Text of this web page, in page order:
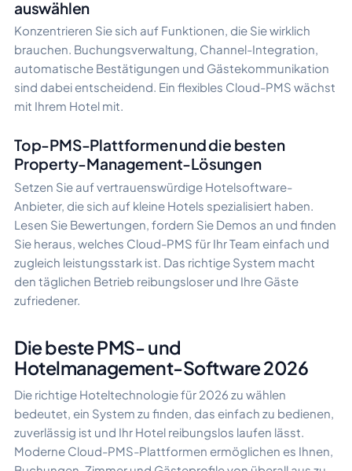
auswählen
Konzentrieren Sie sich auf Funktionen, die Sie wirklich
brauchen. Buchungsverwaltung, Channel-Integration,
automatische Bestätigungen und Gästekommunikation
sind dabei entscheidend. Ein flexibles Cloud-PMS wächst
mit Ihrem Hotel mit.
Top-PMS-Plattformen und die besten
Property-Management-Lösungen
Setzen Sie auf vertrauenswürdige Hotelsoftware-
Anbieter, die sich auf kleine Hotels spezialisiert haben.
Lesen Sie Bewertungen, fordern Sie Demos an und finden
Sie heraus, welches Cloud-PMS für Ihr Team einfach und
zugleich leistungsstark ist. Das richtige System macht
den täglichen Betrieb reibungsloser und Ihre Gäste
zufriedener.
Die beste PMS- und
Hotelmanagement-Software 2026
Die richtige Hoteltechnologie für 2026 zu wählen
bedeutet, ein System zu finden, das einfach zu bedienen,
zuverlässig ist und Ihr Hotel reibungslos laufen lässt.
Moderne Cloud-PMS-Plattformen ermöglichen es Ihnen,